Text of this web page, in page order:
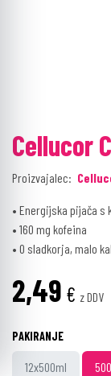
Cellucor
Proizvajalec:
• Energijska pijača s
• 160 mg kofeina
• 0 sladkorja, malo
2,49 € z DDV
PAKIRANJE
12x500ml